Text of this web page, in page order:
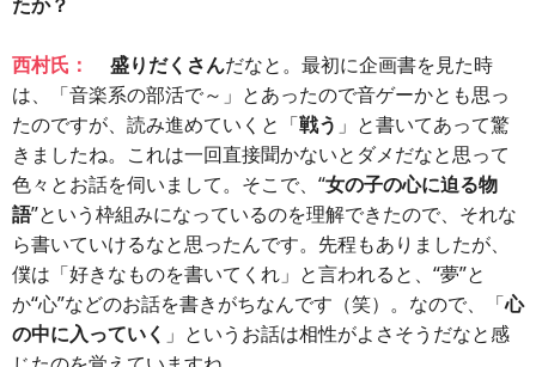
西村氏： 盛りだくさんだなと。最初に企画書を見た時
は、「音楽系の部活で～」とあったので音ゲーかとも思っ
たのですが、読み進めていくと「戦う 」と書いてあって驚
きましたね。これは一回直接聞かないとダメだなと思って
色々とお話を伺いまして。そこで、“女の子の心に迫る物
語”という枠組みになっているのを理解できたので、それな
ら書いていけるなと思ったんです。先程もありましたが、
僕は「好きなものを書いてくれ」と言われると、“夢”と
か“心”などのお話を書きがちなんです（笑）。なので、「心
の中に入っていく 」というお話は相性がよさそうだなと感